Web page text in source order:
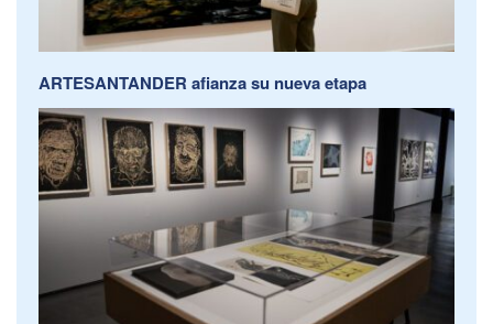
ARTESANTANDER afianza su nueva etapa